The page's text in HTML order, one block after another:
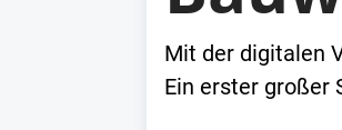
Mit der digitalen
Ein erster großer